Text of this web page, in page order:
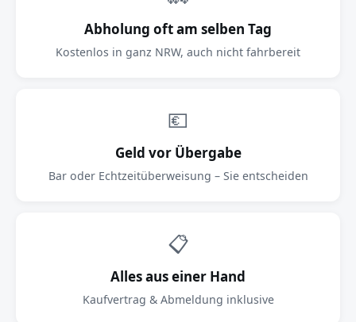
Abholung oft am selben Tag
Kostenlos in ganz NRW, auch nicht fahrbereit
💶
Geld vor Übergabe
Bar oder Echtzeitüberweisung – Sie entscheiden
📋
Alles aus einer Hand
Kaufvertrag & Abmeldung inklusive